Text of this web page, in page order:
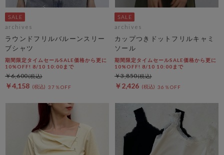
archives
ラウンドフリルバルーンスリー
ブシャツ
期間限定タイムセールSALE価格から更に
10%OFF! 8/10 10:00まで
￥4,158 37％OFF
￥6,600
archives
カップつきドットフリルキャミ
ソール
期間限定タイムセールSALE価格から更に
10%OFF! 8/10 10:00まで
￥2,426 36％OFF
￥3,850